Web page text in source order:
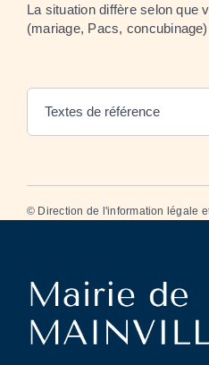
La situation diffère selon que
(mariage, Pacs,
Textes de référence
© Direction de l'information légale